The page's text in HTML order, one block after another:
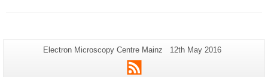
Additional
information
Page-
Electron Microscopy Centre Mainz
Last
12th May 2016
RSS